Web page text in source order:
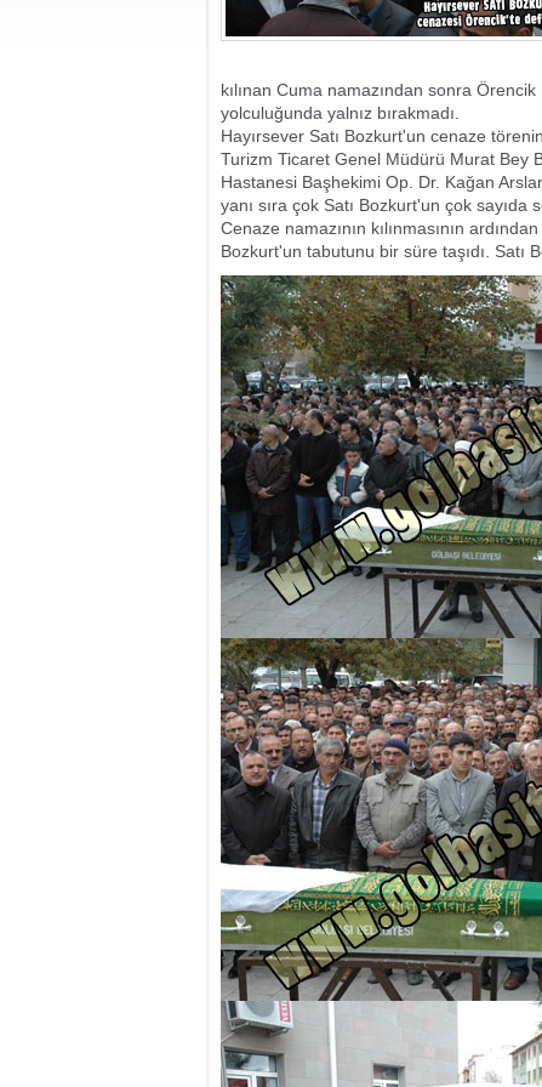
kılınan Cuma namazından sonra
yolculuğunda yalnız bırakmadı.
Hayırsever Satı Bozkurt'un cenaze
Turizm Ticaret Genel Müdürü Murat Bey
Hastanesi Başhekimi Op. Dr. Kağan
yanı sıra çok Satı Bozkurt'un çok sayıda
Cenaze namazının kılınmasının
Bozkurt'un tabutunu bir süre taşıdı. Satı